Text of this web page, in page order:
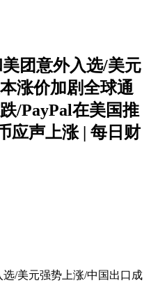
团意外入选/美元
涨价加剧全球通
/PayPal在美国推
应声上涨 | 每日财
/美元强势上涨/中国出口成